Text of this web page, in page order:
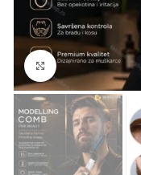
Click to enlarge